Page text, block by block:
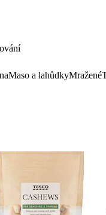
Maso a lahůdkyMražené